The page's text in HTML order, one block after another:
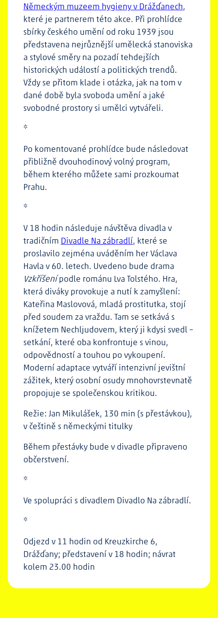
Německým muzeem hygieny v Drážďanech,
které je partnerem této akce. Při prohlídce
sbírky českého umění od roku 1939 jsou
představena nejrůznější umělecká stanoviska
a stylové směry na pozadí tehdejších
historických událostí a politických trendů.
Vždy se přitom klade i otázka, jak na tom v
dané době byla svoboda umění a jaké
svobodné prostory si umělci vytvářeli.
*
Po komentované prohlídce bude následovat
přibližně dvouhodinový volný program,
během kterého můžete sami prozkoumat
Prahu.
*
V 18 hodin následuje návštěva divadla v
tradičním Divadle Na zábradlí, které se
proslavilo zejména uváděním her Václava
Havla v 60. letech. Uvedeno bude drama
Vzkříšenípodle románu Lva Tolstého. Hra,
která diváky provokuje a nutí k zamyšlení:
Kateřina Maslovová, mladá prostitutka, stojí
před soudem za vraždu. Tam se setkává s
knížetem Nechljudovem, který ji kdysi svedl –
setkání, které oba konfrontuje s vinou,
odpovědností a touhou po vykoupení.
Moderní adaptace vytváří intenzivní jevištní
zážitek, který osobní osudy mnohovrstevnatě
propojuje se společenskou kritikou.
Režie: Jan Mikulášek, 130 min (s přestávkou),
v češtině s německými titulky
Během přestávky bude v divadle připraveno
občerstvení.
*
Ve spolupráci s divadlem Divadlo Na zábradlí.
*
Odjezd v 11 hodin od Kreuzkirche 6,
Drážďany; představení v 18 hodin; návrat
kolem 23.00 hodin